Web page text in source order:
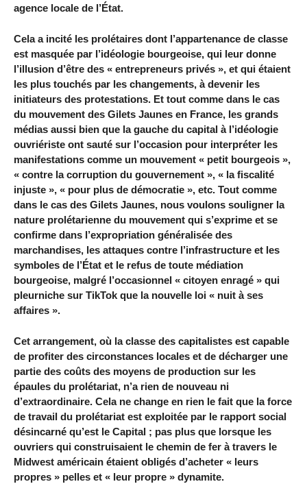
agence locale de l’État.
Cela a incité les prolétaires dont l’appartenance de classe
est masquée par l’idéologie bourgeoise, qui leur donne
l’illusion d’être des « entrepreneurs privés », et qui étaient
les plus touchés par les changements, à devenir les
initiateurs des protestations. Et tout comme dans le cas
du mouvement des Gilets Jaunes en France, les grands
médias aussi bien que la gauche du capital à l’idéologie
ouvriériste ont sauté sur l’occasion pour interpréter les
manifestations comme un mouvement « petit bourgeois »,
« contre la corruption du gouvernement », « la fiscalité
injuste », « pour plus de démocratie », etc. Tout comme
dans le cas des Gilets Jaunes, nous voulons souligner la
nature prolétarienne du mouvement qui s’exprime et se
confirme dans l’expropriation généralisée des
marchandises, les attaques contre l’infrastructure et les
symboles de l’État et le refus de toute médiation
bourgeoise, malgré l’occasionnel « citoyen enragé » qui
pleurniche sur TikTok que la nouvelle loi « nuit à ses
affaires ».
Cet arrangement, où la classe des capitalistes est capable
de profiter des circonstances locales et de décharger une
partie des coûts des moyens de production sur les
épaules du prolétariat, n’a rien de nouveau ni
d’extraordinaire. Cela ne change en rien le fait que la force
de travail du prolétariat est exploitée par le rapport social
désincarné qu’est le Capital ; pas plus que lorsque les
ouvriers qui construisaient le chemin de fer à travers le
Midwest américain étaient obligés d’acheter « leurs
propres » pelles et « leur propre » dynamite.